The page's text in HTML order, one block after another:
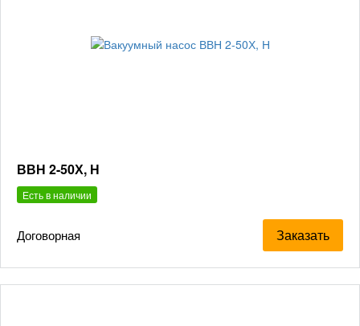
ВВН 2-50Х, Н
Есть в наличии
Договорная Заказать